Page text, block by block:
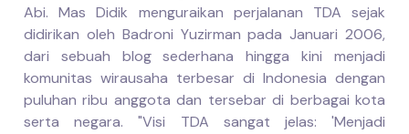
Abi. Mas Didik menguraikan perjalanan TDA sejak
didirikan oleh Badroni Yuzirman pada Januari 2006,
dari sebuah blog sederhana hingga kini menjadi
komunitas wirausaha terbesar di Indonesia dengan
puluhan ribu anggota dan tersebar di berbagai kota
serta negara. "Visi TDA sangat jelas: 'Menjadi